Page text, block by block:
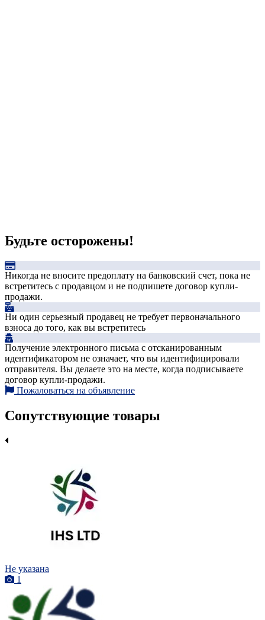
Будьте осторожены!
Никогда не вносите предоплату на банковский счет, пока не
встретитесь с продавцом и не подпишете договор купли-
продажи.
Ни один серьезный продавец не требует первоначального
взноса до того, как вы встретитесь
Получение электронного письма с отсканированным
идентификатором не означает, что вы идентифицировали
отправителя. Вы делаете это на месте, когда подписываете
договор купли-продажи.
Пожаловаться на объявление
Сопутствующие товары
Не указана
1